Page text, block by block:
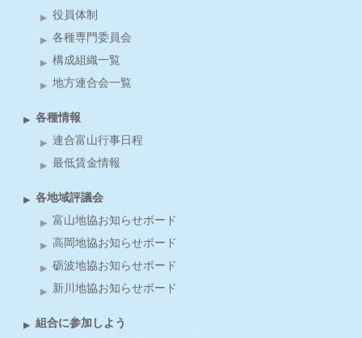
役員体制
各種専門委員会
構成組織一覧
地方連合会一覧
各種情報
連合富山行事日程
最低賃金情報
各地域評議会
富山地協お知らせボード
高岡地協お知らせボード
砺波地協お知らせボード
新川地協お知らせボード
組合に参加しよう